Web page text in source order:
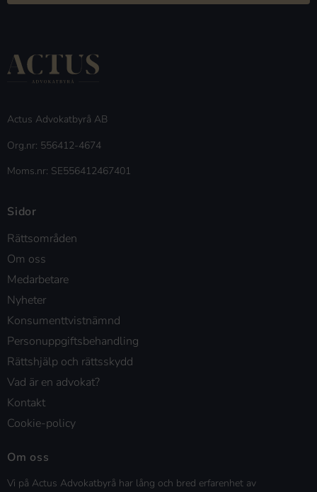
Actus Advokatbyrå AB
Org.nr: 556412-4674
Moms.nr: SE556412467401
Sidor
Rättsområden
Om oss
Medarbetare
Nyheter
Konsumenttvistnämnd
Personuppgiftsbehandling
Rättshjälp och rättsskydd
Vad är en advokat?
Kontakt
Cookie-policy
Om oss
Vi på Actus Advokatbyrå har lång och bred erfarenhet av